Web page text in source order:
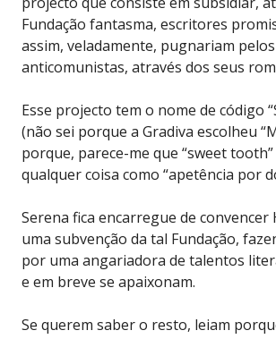
Fundação fantasma, escritores
assim, veladamente, pugnariam
anticomunistas, através dos seus
Esse projecto tem o nome de código
(não sei porque a Gradiva escolheu
porque, parece-me que “sweet
qualquer coisa como “apetência por
Serena fica encarregue de convencer
uma subvenção da tal Fundação,
por uma angariadora de talentos
e em breve se apaixonam.
Se querem saber o resto, leiam